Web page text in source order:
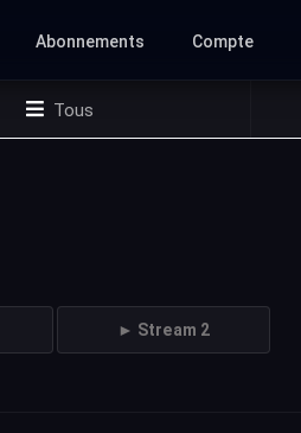
Abonnements Compte
Tous
► Stream 2